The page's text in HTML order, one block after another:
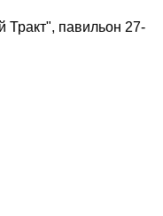
Тракт", павильон 27-